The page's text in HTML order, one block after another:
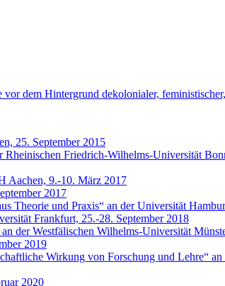
dem Hintergrund dekolonialer,
25. September 2015
Rheinischen Friedrich-Wilhelms-Universität
Aachen, 9.-10. März 2017
2017
Theorie und Praxis“ an der Universität
Frankfurt, 25.-28. September 2018
der Westfälischen Wilhelms-Universität
2019
Wirkung von Forschung und Lehre“
2020